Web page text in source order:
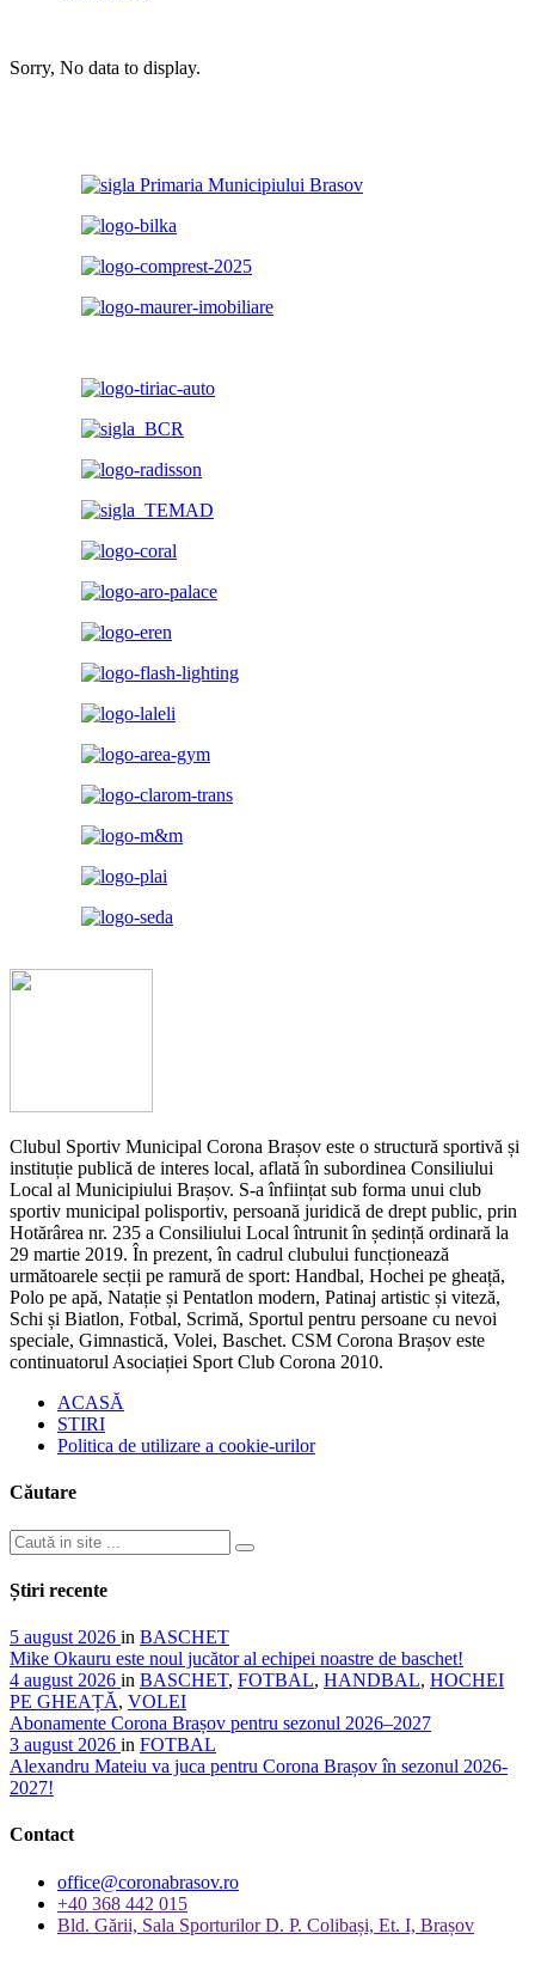
Sorry, No data to display.
Clubul Sportiv Municipal Corona Brașov este o structură sportivă și
instituție publică de interes local, aflată în subordinea Consiliului
Local al Municipiului Brașov. S-a înființat sub forma unui club
sportiv municipal polisportiv, persoană juridică de drept public, prin
Hotărârea nr. 235 a Consiliului Local întrunit în ședință ordinară la
29 martie 2019. În prezent, în cadrul clubului funcționează
următoarele secții pe ramură de sport: Handbal, Hochei pe gheață,
Polo pe apă, Natație și Pentatlon modern, Patinaj artistic și viteză,
Schi și Biatlon, Fotbal, Scrimă, Sportul pentru persoane cu nevoi
speciale, Gimnastică, Volei, Baschet. CSM Corona Brașov este
continuatorul Asociației Sport Club Corona 2010.
ACASĂ
STIRI
Politica de utilizare a cookie-urilor
Căutare
Știri recente
5 august 2026 in BASCHET
Mike Okauru este noul jucător al echipei noastre de baschet!
4 august 2026 in BASCHET, FOTBAL, HANDBAL, HOCHEI
PE GHEAȚĂ, VOLEI
Abonamente Corona Brașov pentru sezonul 2026–2027
3 august 2026 in FOTBAL
Alexandru Mateiu va juca pentru Corona Brașov în sezonul 2026-
2027!
Contact
office@coronabrasov.ro
+40 368 442 015
Bld. Gării, Sala Sporturilor D. P. Colibași, Et. I, Brașov